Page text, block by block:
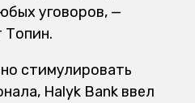
уговоров, —
Топин.
стимулировать
Halyk Bank ввел